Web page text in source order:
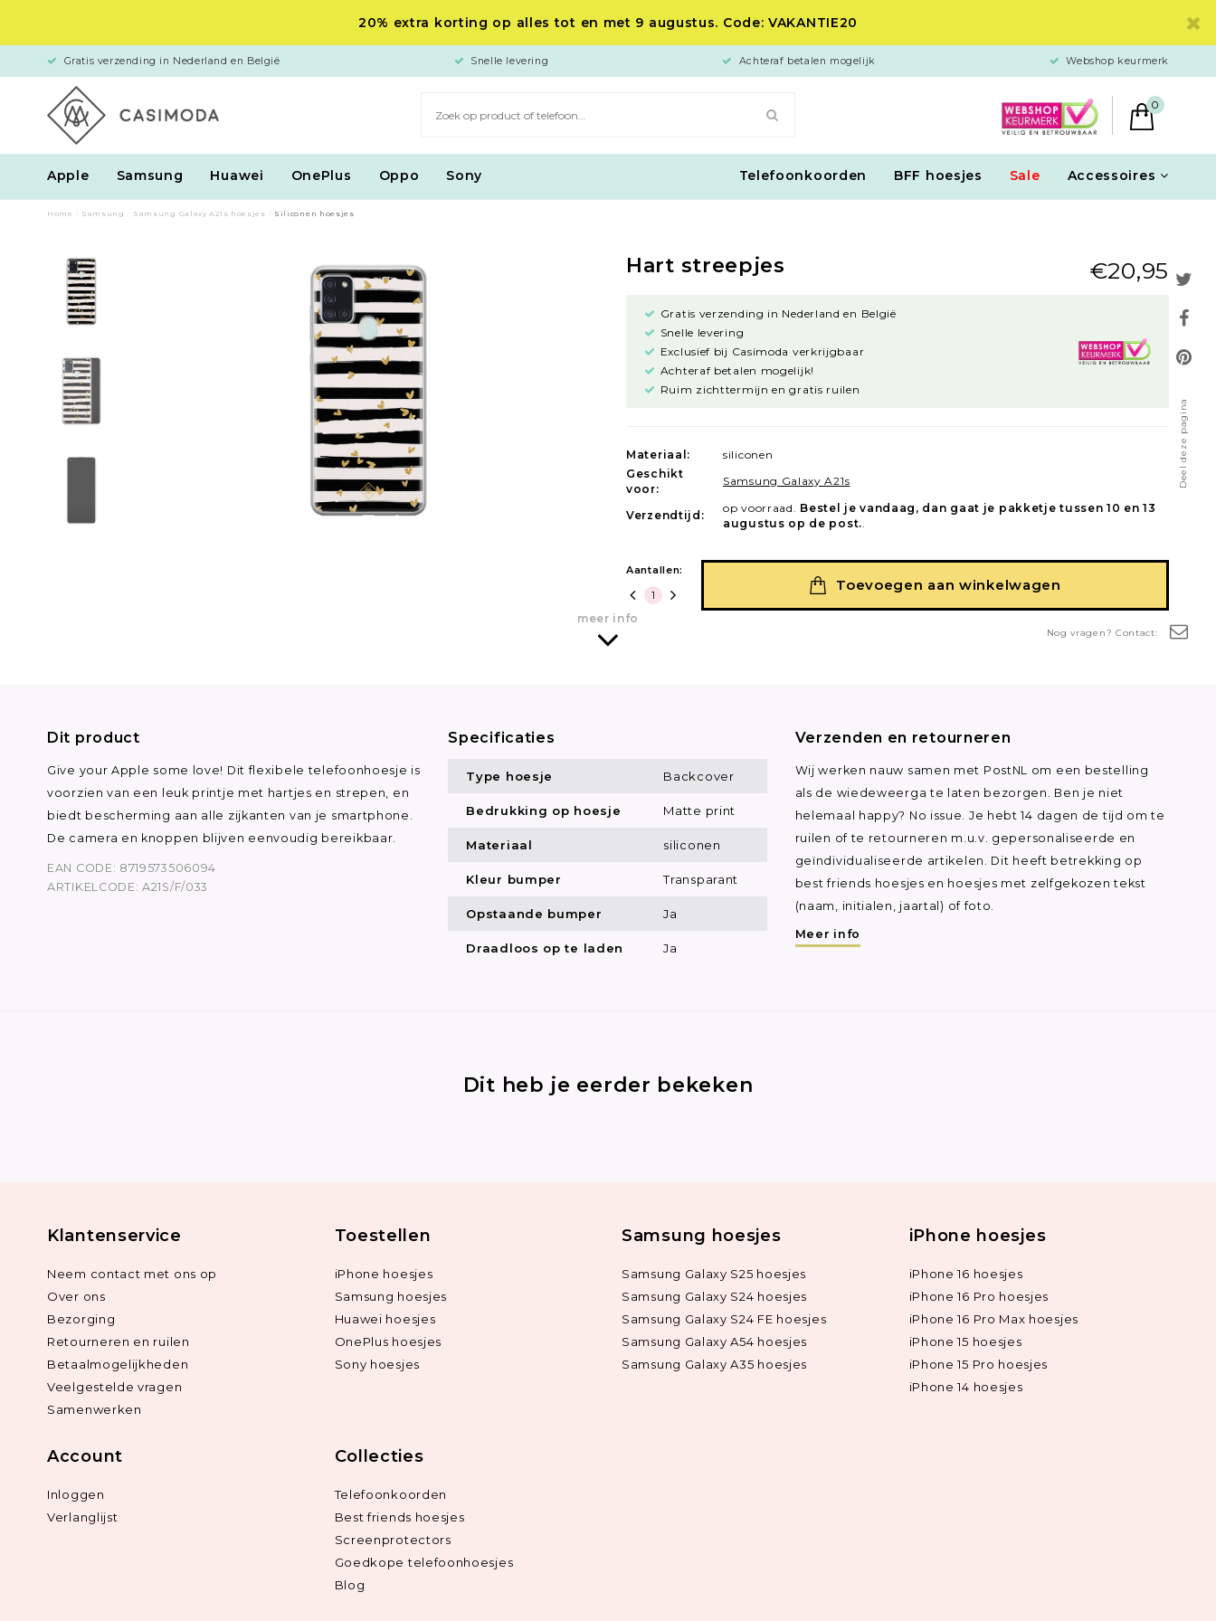
20% extra korting op alles tot en met 9 augustus. Code: VAKANTIE20
Gratis verzending in Nederland en België Snelle levering Achteraf betalen mogelijk Webshop keurmerk
0
Apple Samsung Huawei OnePlus Oppo Sony Telefoonkoorden BFF hoesjes Sale Accessoires
Deel deze pagina
Nog vragen? Contact:
Home Samsung Samsung Galaxy A21s hoesjes Siliconen hoesjes
Hart streepjes €20,95
Gratis verzending in Nederland en België
Snelle levering
Exclusief bij Casimoda verkrijgbaar
Achteraf betalen mogelijk!
Ruim zichttermijn en gratis ruilen
Materiaal:
siliconen
Geschikt
voor:
Samsung Galaxy A21s
Verzendtijd:
op voorraad. Bestel je vandaag, dan gaat je pakketje tussen 10 en 13
augustus op de post.
Aantallen:
Toevoegen aan winkelwagen
meer info
Dit product
Give your Apple some love! Dit flexibele telefoonhoesje is
voorzien van een leuk printje met hartjes en strepen, en
biedt bescherming aan alle zijkanten van je smartphone.
De camera en knoppen blijven eenvoudig bereikbaar.
EAN CODE: 8719573506094
ARTIKELCODE: A21S/F/033
Specificaties
Type hoesje Backcover
Bedrukking op hoesje Matte print
Materiaal siliconen
Kleur bumper Transparant
Opstaande bumper Ja
Draadloos op te laden Ja
Verzenden en retourneren
Wij werken nauw samen met PostNL om een bestelling
als de wiedeweerga te laten bezorgen. Ben je niet
helemaal happy? No issue. Je hebt 14 dagen de tijd om te
ruilen of te retourneren m.u.v. gepersonaliseerde en
geïndividualiseerde artikelen. Dit heeft betrekking op
best friends hoesjes en hoesjes met zelfgekozen tekst
(naam, initialen, jaartal) of foto.
Meer info
Dit heb je eerder bekeken
Klantenservice
Neem contact met ons op
Over ons
Bezorging
Retourneren en ruilen
Betaalmogelijkheden
Veelgestelde vragen
Samenwerken
Toestellen
iPhone hoesjes
Samsung hoesjes
Huawei hoesjes
OnePlus hoesjes
Sony hoesjes
Samsung hoesjes
Samsung Galaxy S25 hoesjes
Samsung Galaxy S24 hoesjes
Samsung Galaxy S24 FE hoesjes
Samsung Galaxy A54 hoesjes
Samsung Galaxy A35 hoesjes
iPhone hoesjes
iPhone 16 hoesjes
iPhone 16 Pro hoesjes
iPhone 16 Pro Max hoesjes
iPhone 15 hoesjes
iPhone 15 Pro hoesjes
iPhone 14 hoesjes
Account
Inloggen
Verlanglijst
Collecties
Telefoonkoorden
Best friends hoesjes
Screenprotectors
Goedkope telefoonhoesjes
Blog